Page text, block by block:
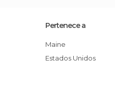
Pertenece a
Maine
Estados Unidos